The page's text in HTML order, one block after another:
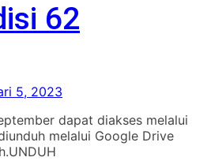
62
5, 2023
dapat diakses melalui
melalui Google Drive